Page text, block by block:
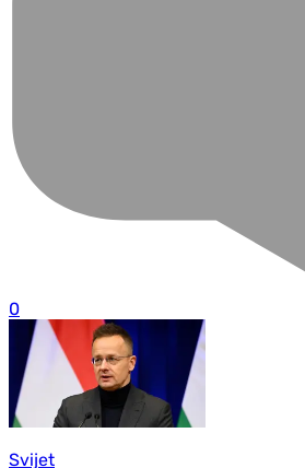
0
Svijet